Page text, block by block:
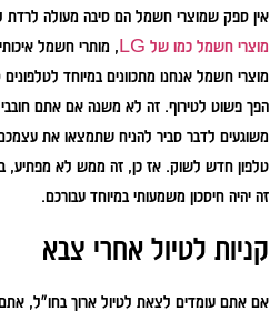
אין ספק שמוצרי חשמל הם סיבה מעולה
מוצרי חשמל כמו של LG
, מותרי חשמל
מוצרי חשמל אנחנו מתכוונים במיוחד
הפך פשוט לטירוף. זה לא משנה אם אתם
משוגעים לדבר סביר להניח שתמצאו את
טלפון חדש לשוק. אז כן, זה ממש לא מפתיע,
זה יהיה חיסכון משמעותי במיוחד עבורכם.
קניות לטיול אחרי צבא
אם אתם עומדים לצאת לטיול ארוך בחו"ל,